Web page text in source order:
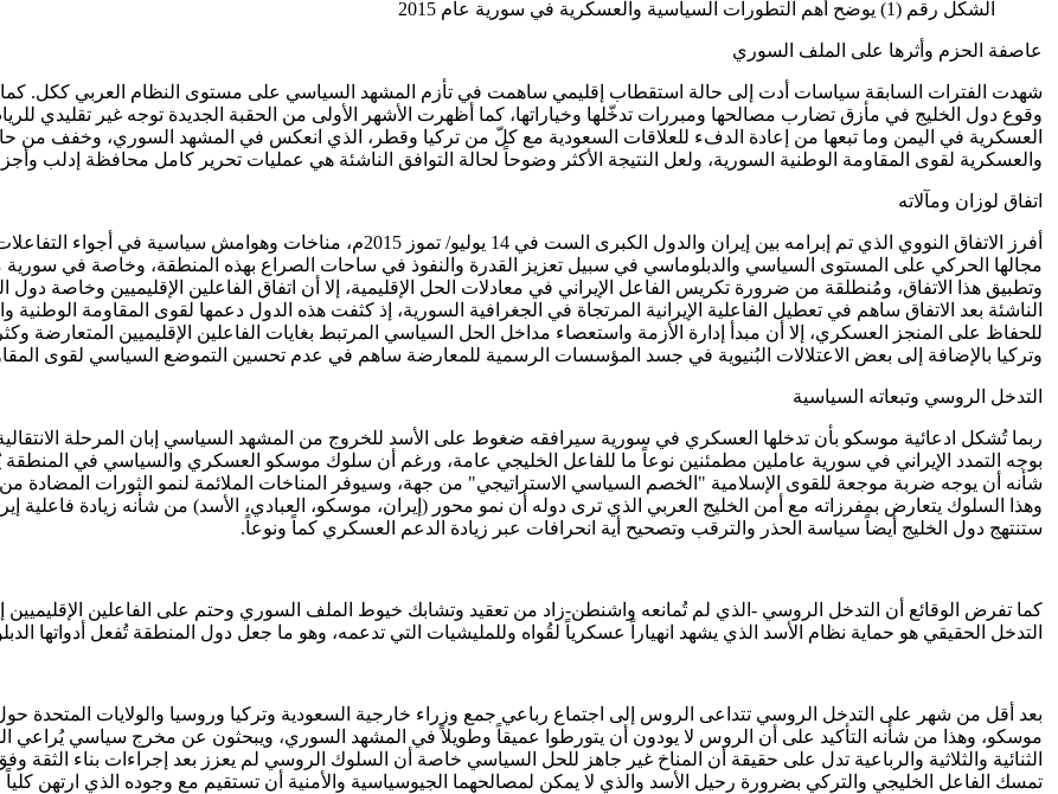
الشكل رقم (1) يوضح أهم التطورات السياسية والعسكرية في سورية عام 2015
عاصفة الحزم وأثرها على الملف السوري
شهدت الفترات السابقة سياسات أدت إلى حالة استقطاب إقليمي ساهمت في تأزم المشهد السياسي على مستوى النظام العربي ككل. كما
وقوع دول الخليج في مأزق تضارب مصالحها ومبررات تدخّلها وخياراتها، كما أظهرت الأشهر الأولى من الحقبة الجديدة توجه غير تقليدي
العسكرية في اليمن وما تبعها من إعادة الدفء للعلاقات السعودية مع كلّ من تركيا وقطر، الذي انعكس في المشهد السوري، وخفف من
والعسكرية لقوى المقاومة الوطنية السورية، ولعل النتيجة الأكثر وضوحاً لحالة التوافق الناشئة هي عمليات تحرير كامل محافظة
اتفاق لوزان ومآلاته
أفرز الاتفاق النووي الذي تم إبرامه بين إيران والدول الكبرى الست في 14 يوليو/
مجالها الحركي على المستوى السياسي والدبلوماسي في سبيل تعزيز القدرة والنفوذ في ساحات الصراع بهذه المنطقة، وخاصة في
وتطبيق هذا الاتفاق، ومُنطلقة من ضرورة تكريس الفاعل الإيراني في معادلات الحل الإقليمية، إلا أن اتفاق الفاعلين الإقليميين وخاصة دول
الناشئة بعد الاتفاق ساهم في تعطيل الفاعلية الإيرانية المرتجاة في الجغرافية السورية، إذ كثفت هذه الدول دعمها لقوى المقاومة
للحفاظ على المنجز العسكري، إلا أن مبدأ إدارة الأزمة واستعصاء مداخل الحل السياسي المرتبط بغايات الفاعلين الإقليميين المتعارضة
وتركيا بالإضافة إلى بعض الاعتلالات البُنيوية في جسد المؤسسات الرسمية للمعارضة ساهم في عدم تحسين التموضع السياسي لقوى
التدخل الروسي وتبعاته السياسية
ربما تُشكل ادعائية موسكو بأن تدخلها العسكري في سورية سيرافقه ضغوط على الأسد للخروج من المشهد السياسي إبان المرحلة الانتقالية
بوجه التمدد الإيراني في سورية عاملين مطمئنين نوعاً ما للفاعل الخليجي عامة، ورغم أن سلوك موسكو العسكري والسياسي في المنطقة
شأنه أن يوجه ضربة موجعة للقوى الإسلامية "الخصم السياسي الاستراتيجي" من جهة، وسيوفر المناخات الملائمة لنمو الثورات المضادة من
وهذا السلوك يتعارض بمفرزاته مع أمن الخليج العربي الذي ترى دوله أن نمو محور (إيران، موسكو، العبادي، الأسد) من شأنه زيادة فاعلية
ستنتهج دول الخليج أيضاً سياسة الحذر والترقب وتصحيح أية انحرافات عبر زيادة الدعم العسكري كماً ونوعاً.
كما تفرض الوقائع أن التدخل الروسي -الذي لم تُمانعه واشنطن-زاد من تعقيد وتشابك خيوط الملف السوري وحتم على الفاعلين الإقليميين
التدخل الحقيقي هو حماية نظام الأسد الذي يشهد انهياراً عسكرياً لقُواه وللمليشيات التي تدعمه، وهو ما جعل دول المنطقة تُفعل أدواتها
بعد أقل من شهر على التدخل الروسي تتداعى الروس إلى اجتماع رباعي جمع وزراء خارجية السعودية وتركيا وروسيا والولايات
موسكو، وهذا من شأنه التأكيد على أن الروس لا يودون أن يتورطوا عميقاً وطويلاً في المشهد السوري، ويبحثون عن مخرج سياسي يُراعي
الثنائية والثلاثية والرباعية تدل على حقيقة أن المناخ غير جاهز للحل السياسي خاصة أن السلوك الروسي لم يعزز بعد إجراءات بناء الثقة
تمسك الفاعل الخليجي والتركي بضرورة رحيل الأسد والذي لا يمكن لمصالحهما الجيوسياسية والأمنية أن تستقيم مع وجوده الذي ارتهن